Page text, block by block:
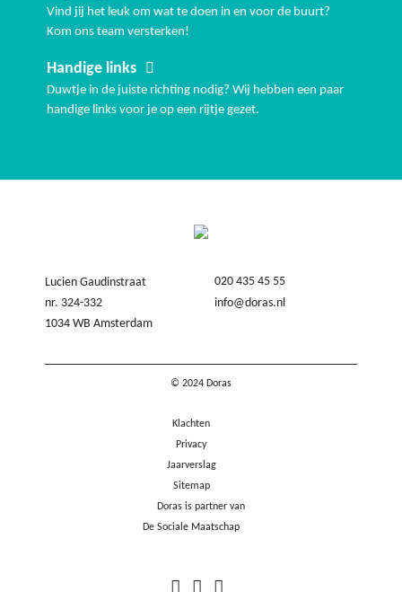
Vind jij het leuk om wat te doen in en voor de buurt?
Kom ons team versterken!
Handige links
Duwtje in de juiste richting nodig? Wij hebben een paar
handige links voor je op een rijtje gezet.
Lucien Gaudinstraat
nr. 324-332
1034 WB Amsterdam
020 435 45 55
info@doras.nl
© 2024 Doras
Klachten
Privacy
Jaarverslag
Sitemap
Doras is partner van
De Sociale Maatschap